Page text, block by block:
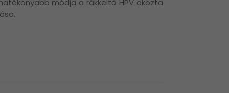
módja a rákkeltő HPV okozta